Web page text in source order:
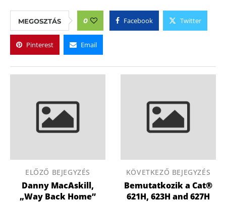
MEGOSZTÁS 0 Facebook Twitter
Pinterest Email
ELŐZŐ BEJEGYZÉS
Danny MacAskill,
„Way Back Home”
KÖVETKEZŐ BEJEGYZÉS
Bemutatkozik a Cat®
621H, 623H and 627H